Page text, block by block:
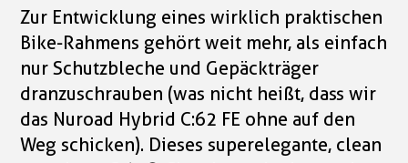
Zur Entwicklung eines wirklich praktischen
Bike-Rahmens gehört weit mehr, als einfach
nur Schutzbleche und Gepäckträger
dranzuschrauben (was nicht heißt, dass wir
das Nuroad Hybrid C:62 FE ohne auf den
Weg schicken). Dieses superelegante, clean